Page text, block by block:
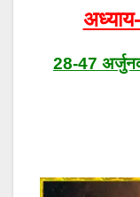
28-47